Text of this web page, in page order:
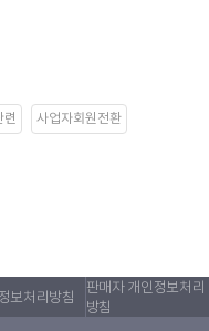
련 사업자회원전환
보처리방침
판매자 개인정보처리
방침